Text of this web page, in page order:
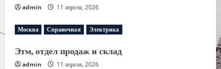
admin 11 апреля, 2026
Москва Справочная Электрика
Этм, отдел продаж и склад
admin 11 апреля, 2026